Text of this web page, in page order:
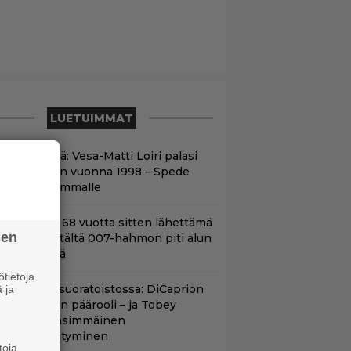
LUETUIMMAT
tv:ssä: Vesa-Matti Loiri palasi
rooliin vuonna 1998 – Spede
sivummalle
luojan 68 vuotta sitten lähettämä
löytyi – tältä 007-hahmon piti alun
näyttää
suoratoistossa: DiCaprion
päärooli – ja Tobey
ensimmäinen
ja